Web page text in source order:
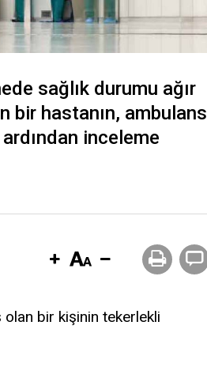
sağlık durumu ağır
bir hastanın, ambulans
inceleme
olan bir kişinin tekerlekli